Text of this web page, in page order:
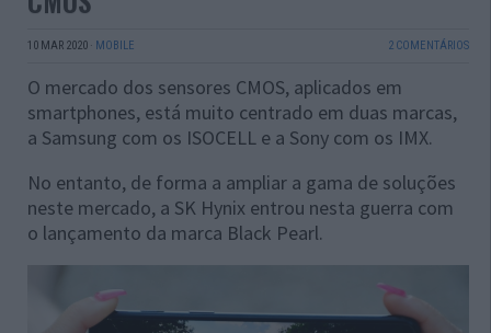
10 MAR 2020 · MOBILE 2 COMENTÁRIOS
O mercado dos sensores CMOS, aplicados em
smartphones, está muito centrado em duas marcas,
a Samsung com os ISOCELL e a Sony com os IMX.
No entanto, de forma a ampliar a gama de soluções
neste mercado, a SK Hynix entrou nesta guerra com
o lançamento da marca Black Pearl.